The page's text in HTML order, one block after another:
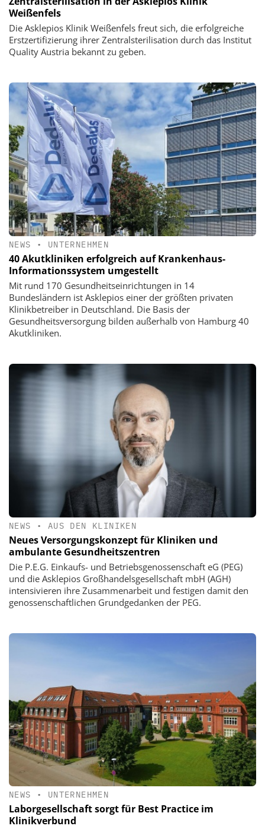
Weißenfels
Die Asklepios Klinik Weißenfels freut sich, die erfolgreiche
Erstzertifizierung ihrer Zentralsterilisation durch das Institut
Quality Austria bekannt zu geben.
NEWS • UNTERNEHMEN
40 Akutkliniken erfolgreich auf Krankenhaus-
Informationssystem umgestellt
Mit rund 170 Gesundheitseinrichtungen in 14
Bundesländern ist Asklepios einer der größten privaten
Klinikbetreiber in Deutschland. Die Basis der
Gesundheitsversorgung bilden außerhalb von Hamburg 40
Akutkliniken.
NEWS • AUS DEN KLINIKEN
Neues Versorgungskonzept für Kliniken und
ambulante Gesundheitszentren
Die P.E.G. Einkaufs- und Betriebsgenossenschaft eG (PEG)
und die Asklepios Großhandelsgesellschaft mbH (AGH)
intensivieren ihre Zusammenarbeit und festigen damit den
genossenschaftlichen Grundgedanken der PEG.
NEWS • UNTERNEHMEN
Laborgesellschaft sorgt für Best Practice im
Klinikverbund